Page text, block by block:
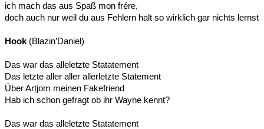
ich mach das aus Spaß mon frére,
doch auch nur weil du aus Fehlern halt so wirklich gar nichts lernst
Hook (Blazin’Daniel)
Das war das alleletzte Statatement
Das letzte aller aller allerletzte Statement
Über Artjom meinen Fakefriend
Hab ich schon gefragt ob ihr Wayne kennt?
Das war das alleletzte Statatement